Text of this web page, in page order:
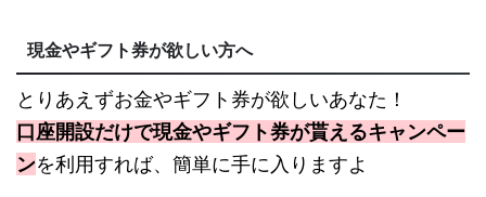
現金やギフト券が欲しい方へ
とりあえずお金やギフト券が欲しいあなた！
口座開設だけで現金やギフト券が貰えるキャンペー
ンを利用すれば、簡単に手に入りますよ